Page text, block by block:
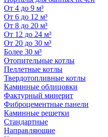
От 4 до 9 м³
От 6 до 12 м³
От 8 до 20 м³
От 12 до 24 м³
От 20 до 30 м³
Более 30 м³
Отопительные котлы
Пеллетные котлы
Твердотопливные котлы
Каминные облицовки
Фактурный минерит
Фиброцементные панели
Каминные решетки
Стандартные
Направляющие